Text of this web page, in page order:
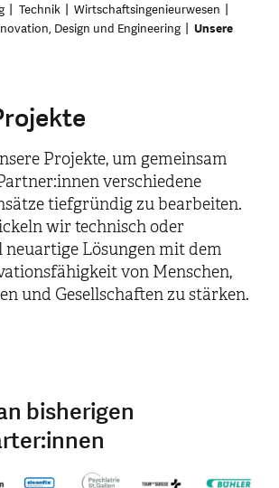
Technik
Wirtschaftsingenieurwesen
Design und Engineering
Unsere
Projekte, um gemeinsam
verschiedene
tiefgründig zu bearbeiten.
wir technisch oder
Lösungen mit dem
von Menschen,
und Gesellschaften zu stärken.
bisherigen